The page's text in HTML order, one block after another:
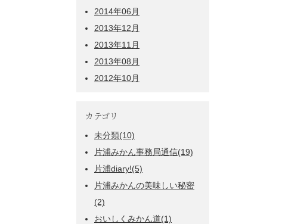
2014年06月
2013年12月
2013年11月
2013年08月
2012年10月
カテゴリ
未分類(10)
片浦みかん事務局通信(19)
片浦diary!(5)
片浦みかんの美味しい秘密
(2)
おいしくみかん道(1)